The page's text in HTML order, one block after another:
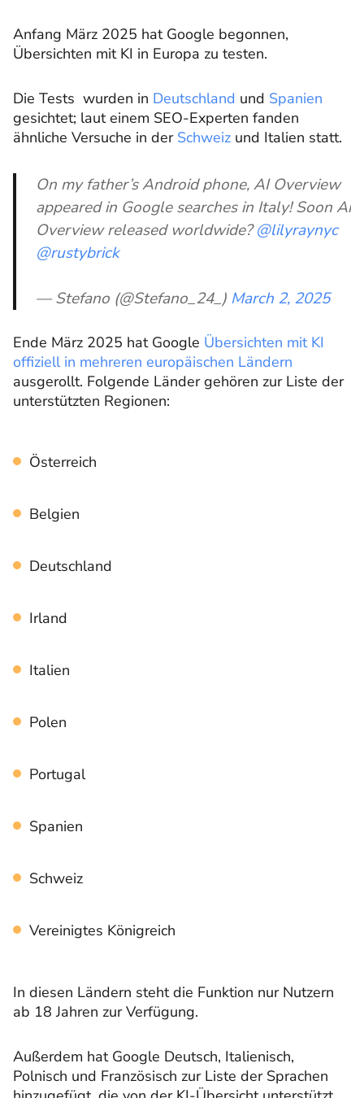
Anfang März 2025 hat Google begonnen,
Übersichten mit KI in Europa zu testen.
Die Tests wurden in Deutschland und Spanien
gesichtet; laut einem SEO-Experten fanden
ähnliche Versuche in der Schweiz und Italien statt.
On my father’s Android phone, AI Overview
appeared in Google searches in Italy! Soon Ai
Overview released worldwide?@lilyraynyc
@rustybrick
— Stefano (@Stefano_24_) March 2, 2025
Ende März 2025 hat Google Übersichten mit KI
offiziell in mehreren europäischen Ländern
ausgerollt. Folgende Länder gehören zur Liste der
unterstützten Regionen:
Österreich
Belgien
Deutschland
Irland
Italien
Polen
Portugal
Spanien
Schweiz
Vereinigtes Königreich
In diesen Ländern steht die Funktion nur Nutzern
ab 18 Jahren zur Verfügung.
Außerdem hat Google Deutsch, Italienisch,
Polnisch und Französisch zur Liste der Sprachen